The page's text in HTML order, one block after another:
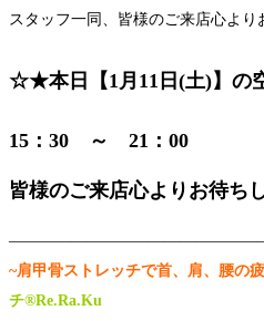
スタッフ一同、皆様のご来店心よ
☆★本日【1月11日(土)】
15：30 ～ 21：00
皆様のご来店心よりお待ち
~肩甲骨ストレッチで首、肩、腰の
チ®Re.Ra.Ku